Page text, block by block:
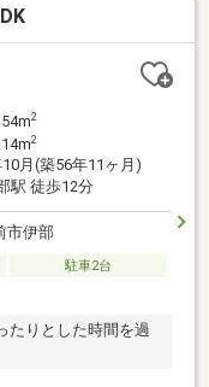
2
2
月(築56年11ヶ月)
駅 徒歩12分
市伊部
駐車2台
たりとした時間を過